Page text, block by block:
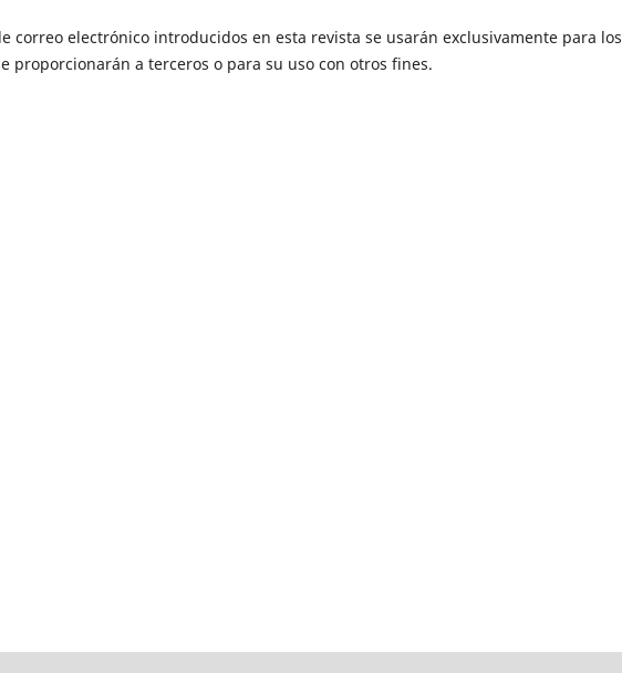
correo electrónico introducidos en esta revista se usarán exclusivamente para los
proporcionarán a terceros o para su uso con otros fines.